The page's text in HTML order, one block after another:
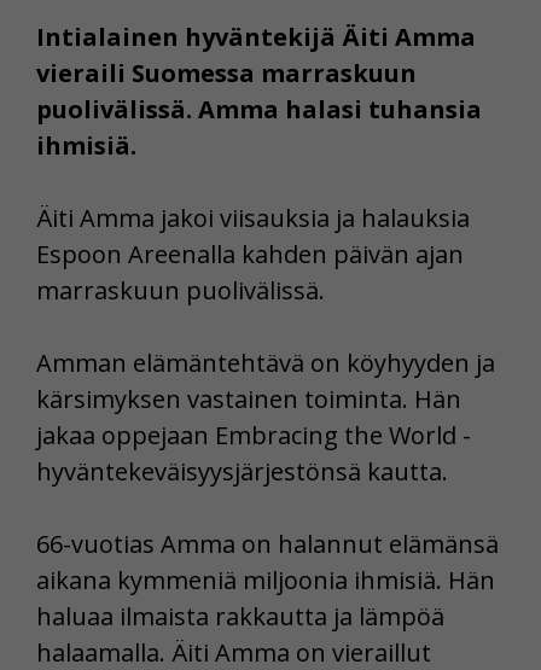
Intialainen hyväntekijä Äiti Amma
vieraili Suomessa marraskuun
puolivälissä. Amma halasi tuhansia
ihmisiä.
Äiti Amma jakoi viisauksia ja halauksia
Espoon Areenalla kahden päivän ajan
marraskuun puolivälissä.
Amman elämäntehtävä on köyhyyden ja
kärsimyksen vastainen toiminta. Hän
jakaa oppejaan Embracing the World -
hyväntekeväisyysjärjestönsä kautta.
66-vuotias Amma on halannut elämänsä
aikana kymmeniä miljoonia ihmisiä. Hän
haluaa ilmaista rakkautta ja lämpöä
halaamalla. Äiti Amma on vieraillut